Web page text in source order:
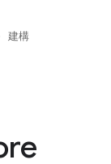
建構